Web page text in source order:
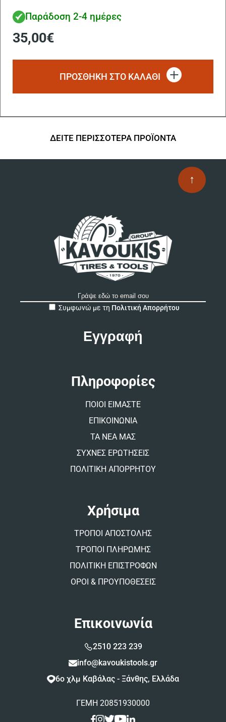
Παράδοση 2-4 ημέρες
35,00€
ΠΡΟΣΘΗΚΗ ΣΤΟ ΚΑΛΑΘΙ
ΔΕΙΤΕ ΠΕΡΙΣΣΟΤΕΡΑ ΠΡΟΪΟΝΤΑ
↑
Συμφωνώ με τη Πολιτική Απορρήτου
Πληροφορίες
ΠΟΙΟΙ ΕΙΜΑΣΤΕ
ΕΠΙΚΟΙΝΩΝΙΑ
ΤΑ ΝΕΑ ΜΑΣ
ΣΥΧΝΕΣ ΕΡΩΤΗΣΕΙΣ
ΠΟΛΙΤΙΚΗ ΑΠΟΡΡΗΤΟΥ
Χρήσιμα
ΤΡΟΠΟΙ ΑΠΟΣΤΟΛΗΣ
ΤΡΟΠΟΙ ΠΛΗΡΩΜΗΣ
ΠΟΛΙΤΙΚΗ ΕΠΙΣΤΡΟΦΩΝ
ΟΡΟΙ & ΠΡΟΥΠΟΘΕΣΕΙΣ
Επικοινωνία
2510 223 239
info@kavoukistools.gr
6ο χλμ Καβάλας - Ξάνθης, Ελλάδα
ΓΕΜΗ 20851930000